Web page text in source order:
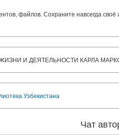
файлов. Сохраните навсегда
И ДЕЯТЕЛЬНОСТИ КАРЛА
Узбекистана
Чат